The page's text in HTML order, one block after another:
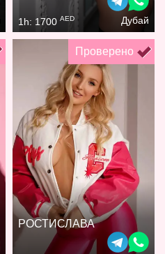
1h: 1700 AED Дубай
Проверено
РОСТИСЛАВА